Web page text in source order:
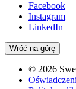
Facebook
Instagram
LinkedIn
Wróć na górę
© 2026